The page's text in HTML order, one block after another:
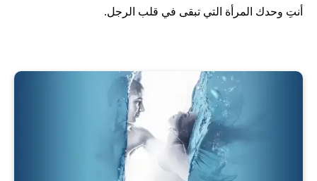
أنتِ وحدك المرأة التي تبقى في قلب الرجل.